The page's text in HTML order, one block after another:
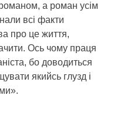
а роман усім
всі факти
про це життя,
Ось чому праця
бо доводиться
якийсь глузд і